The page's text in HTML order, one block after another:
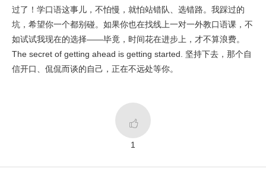
过了！学口语这事儿，不怕慢，就怕站错队、选错路。我踩过的
坑，希望你一个都别碰。如果你也在找线上一对一外教口语课，不
如试试我现在的选择——毕竟，时间花在进步上，才不算浪费。
The secret of getting ahead is getting started. 坚持下去，那个自
信开口、侃侃而谈的自己，正在不远处等你。

1